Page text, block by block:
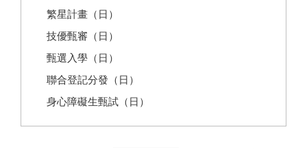
繁星計畫（日）
技優甄審（日）
甄選入學（日）
聯合登記分發（日）
身心障礙生甄試（日）